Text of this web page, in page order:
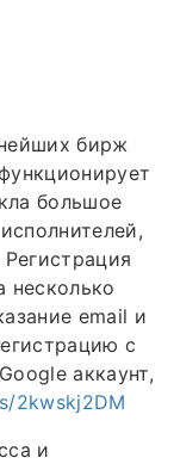
бирж
большое
несколько
email и
с
аккаунт,
2kwskj2DM
и